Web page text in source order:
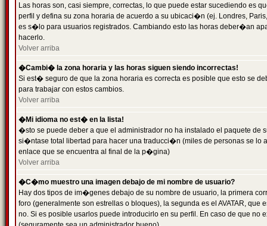
Las horas son, casi siempre, correctas, lo que puede estar sucediendo es
perfil y defina su zona horaria de acuerdo a su ubicaci�n (ej. Londres,
es s�lo para usuarios registrados. Cambiando esto las horas deber�an
hacerlo.
Volver arriba
�Cambi� la zona horaria y las horas siguen siendo incorrectas!
Si est� seguro de que la zona horaria es correcta es posible que esto se
para trabajar con estos cambios.
Volver arriba
�Mi idioma no est� en la lista!
�sto se puede deber a que el administrador no ha instalado el paquete
si�ntase total libertad para hacer una traducci�n (miles de personas se
enlace que se encuentra al final de la p�gina)
Volver arriba
�C�mo muestro una imagen debajo de mi nombre de usuario?
Hay dos tipos de im�genes debajo de su nombre de usuario, la primera
foro (generalmente son estrellas o bloques), la segunda es el AVATAR,
no. Si es posible usarlos puede introducirlo en su perfil. En caso de que